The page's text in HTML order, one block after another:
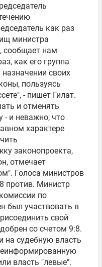
как раз
министра
сообщает нам
как его группа
своих
пользуясь
- пишет Гилат.
и отменять
- и неважно, что
характере
законопроекта,
отмечает
Голоса министров
против. Министр
по
был участвовать в
свой
со счетом 9:8.
на судебную власть
власть "левые".